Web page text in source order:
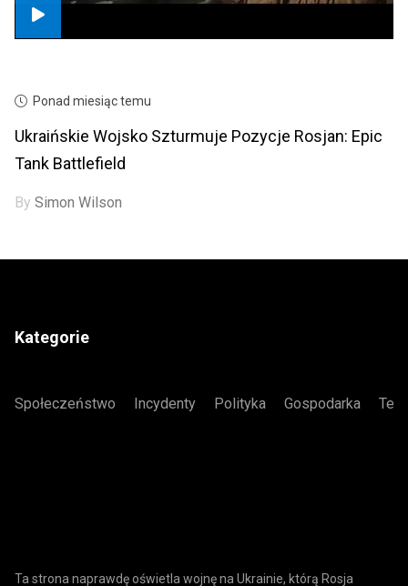
Ponad miesiąc temu
Ukraińskie Wojsko Szturmuje Pozycje Rosjan: Epic
Tank Battlefield
BySimon Wilson
Kategorie
Społeczeństwo Incydenty Polityka Gospodarka
Ta strona naprawdę oświetla wojnę na Ukrainie, którą Rosja